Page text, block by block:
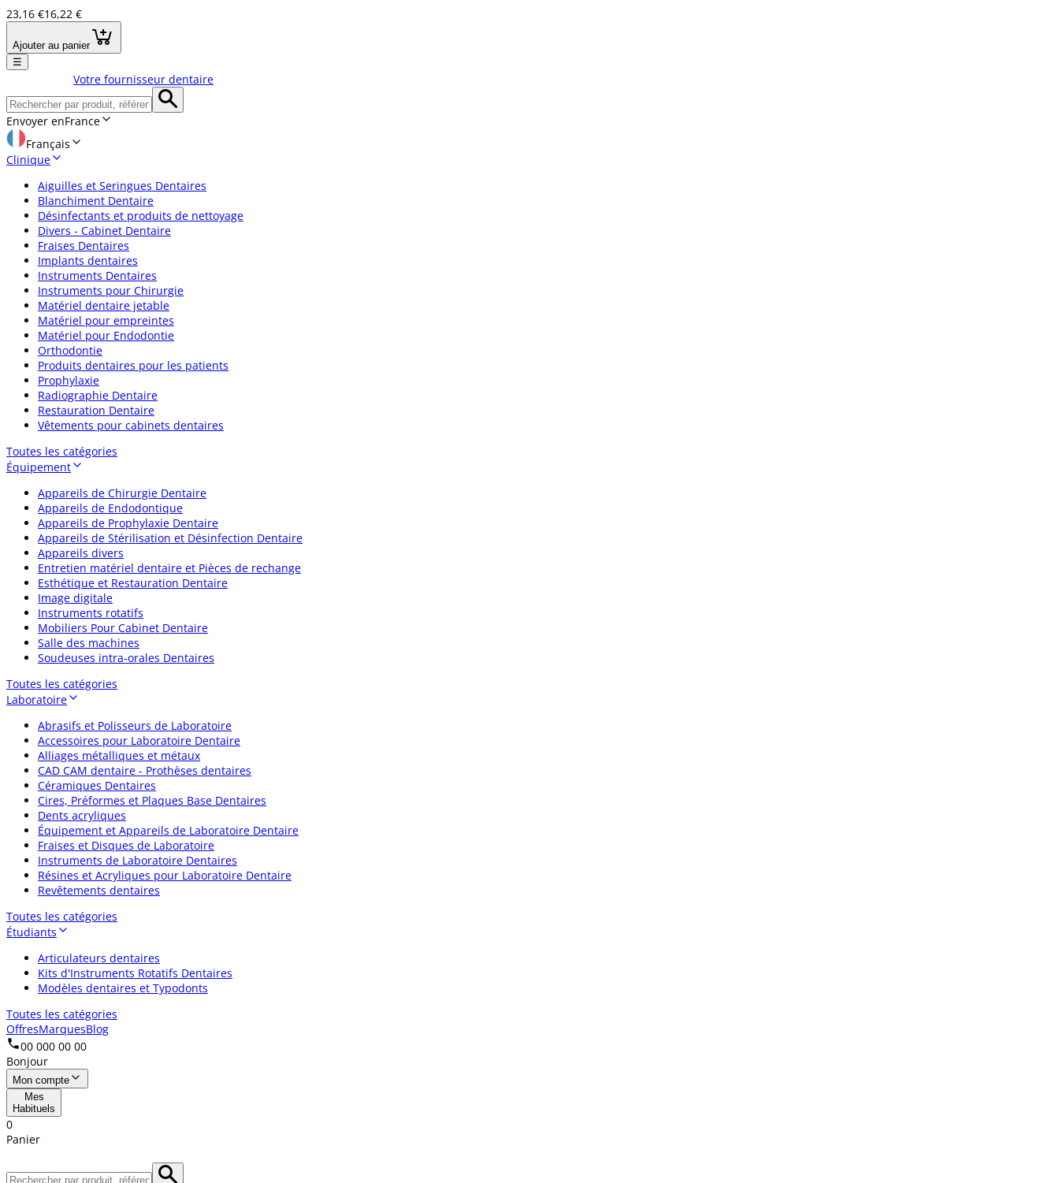
23,16 €16,22 €
Ajouter au panier
☰
Votre fournisseur dentaire
Envoyer enFrance
Français
Clinique
Aiguilles et Seringues Dentaires
Blanchiment Dentaire
Désinfectants et produits de nettoyage
Divers - Cabinet Dentaire
Fraises Dentaires
Implants dentaires
Instruments Dentaires
Instruments pour Chirurgie
Matériel dentaire jetable
Matériel pour empreintes
Matériel pour Endodontie
Orthodontie
Produits dentaires pour les patients
Prophylaxie
Radiographie Dentaire
Restauration Dentaire
Vêtements pour cabinets dentaires
Toutes les catégories
Équipement
Appareils de Chirurgie Dentaire
Appareils de Endodontique
Appareils de Prophylaxie Dentaire
Appareils de Stérilisation et Désinfection Dentaire
Appareils divers
Entretien matériel dentaire et Pièces de rechange
Esthétique et Restauration Dentaire
Image digitale
Instruments rotatifs
Mobiliers Pour Cabinet Dentaire
Salle des machines
Soudeuses intra-orales Dentaires
Toutes les catégories
Laboratoire
Abrasifs et Polisseurs de Laboratoire
Accessoires pour Laboratoire Dentaire
Alliages métalliques et métaux
CAD CAM dentaire - Prothèses dentaires
Céramiques Dentaires
Cires, Préformes et Plaques Base Dentaires
Dents acryliques
Équipement et Appareils de Laboratoire Dentaire
Fraises et Disques de Laboratoire
Instruments de Laboratoire Dentaires
Résines et Acryliques pour Laboratoire Dentaire
Revêtements dentaires
Toutes les catégories
Étudiants
Articulateurs dentaires
Kits d'Instruments Rotatifs Dentaires
Modèles dentaires et Typodonts
Toutes les catégories
OffresMarquesBlog
00 000 00 00
Bonjour
Mon compte
Mes
Habituels
0
Panier